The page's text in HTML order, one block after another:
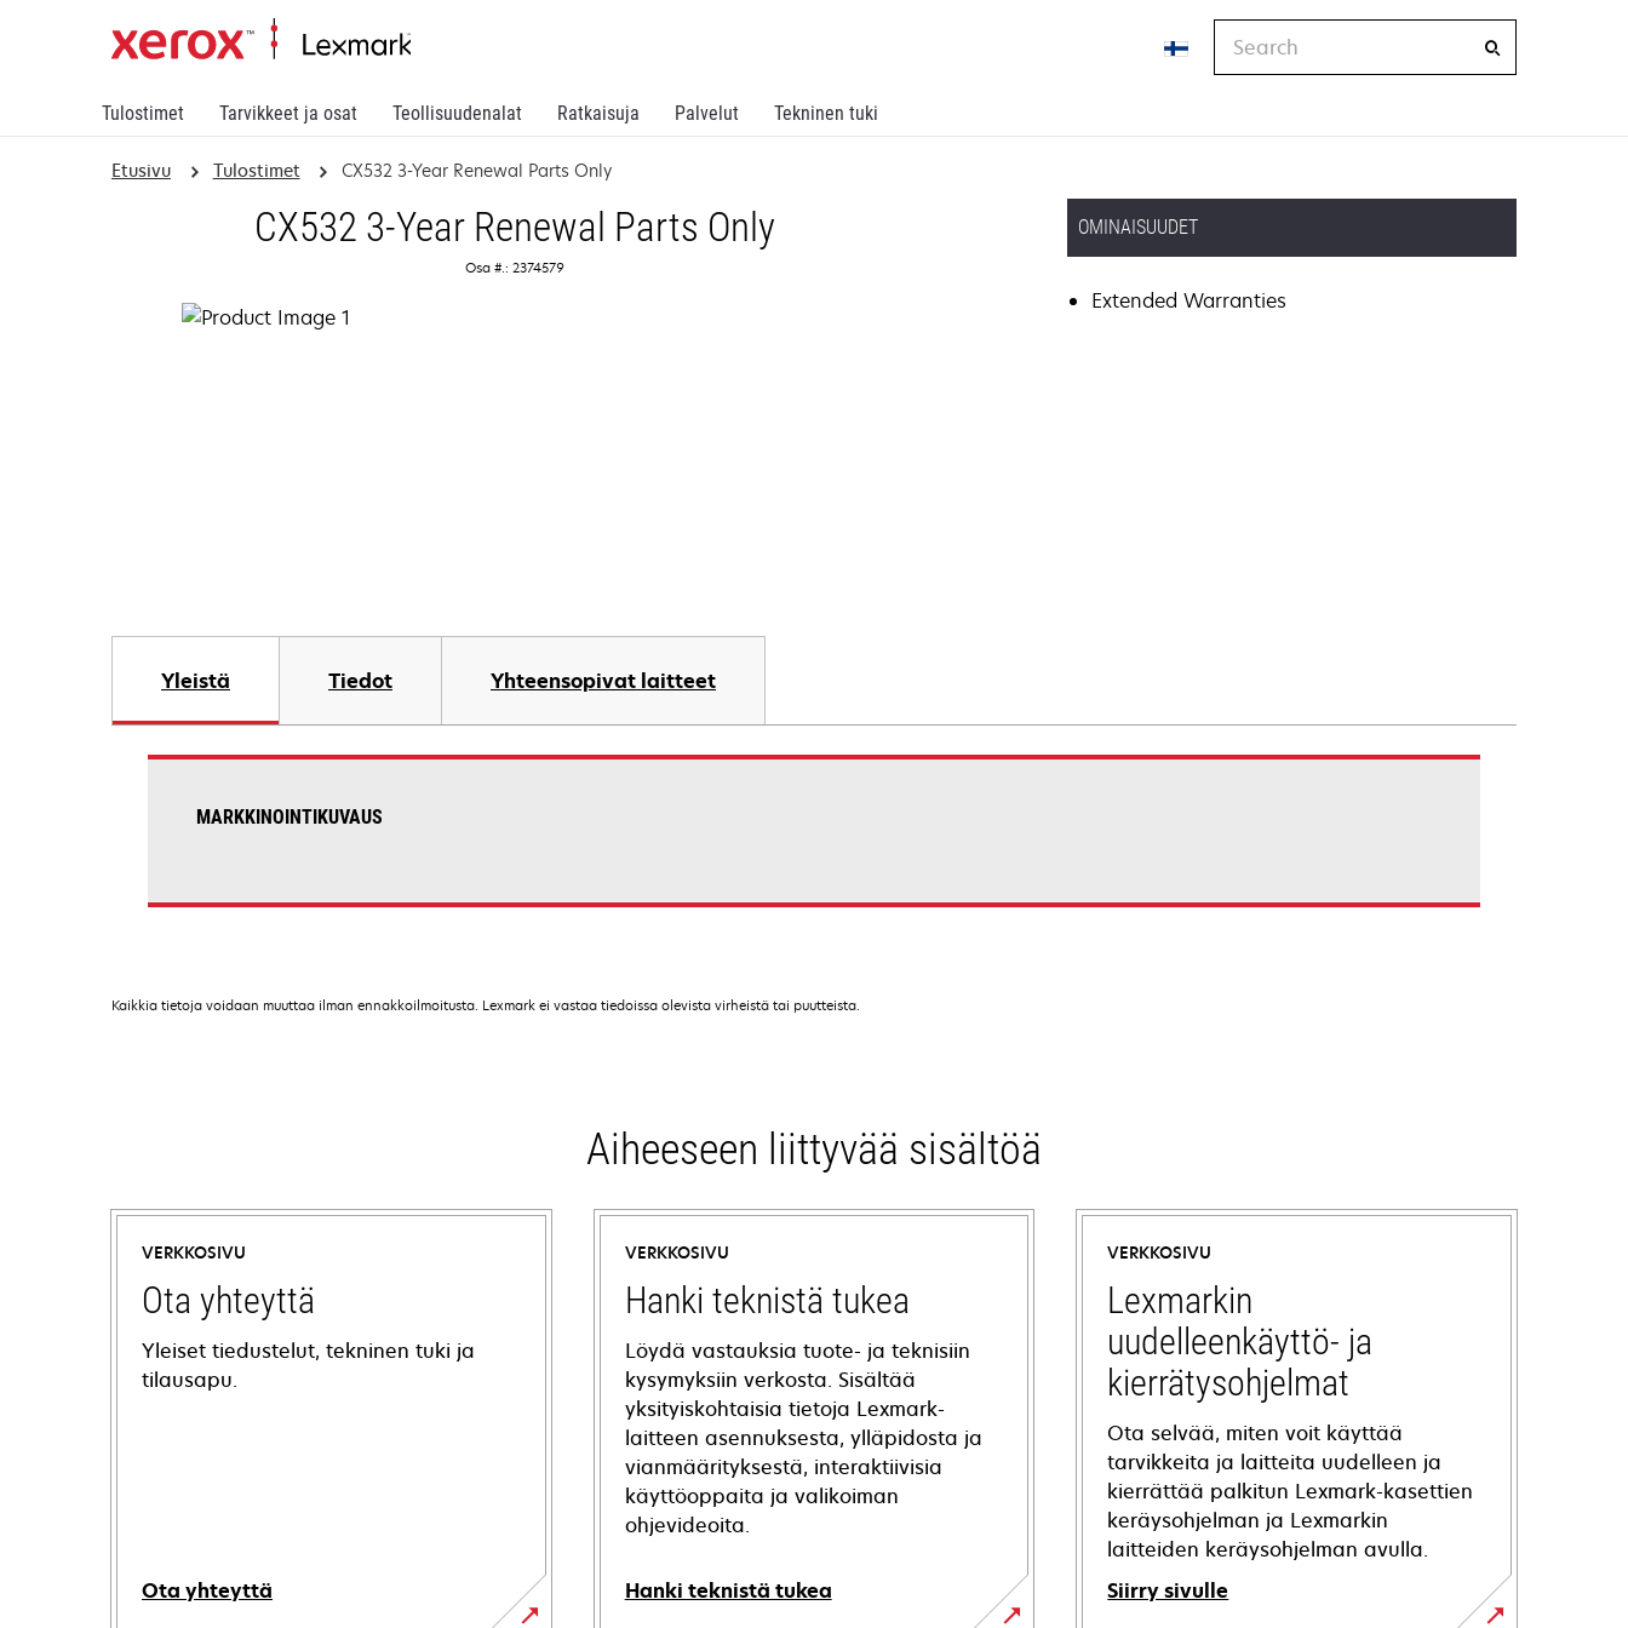
Tulostimet Tarvikkeet ja osat Teollisuudenalat Ratkaisuja Palvelut Tekninen tuki
Etusivu Tulostimet CX532 3-Year Renewal Parts Only
CX532 3-Year Renewal Parts Only
Osa #.: 2374579
OMINAISUUDET
Extended Warranties
Yleistä Tiedot Yhteensopivat laitteet
MARKKINOINTIKUVAUS
Kaikkia tietoja voidaan muuttaa ilman ennakkoilmoitusta. Lexmark ei vastaa tiedoissa olevista virheistä tai puutteista.
Aiheeseen liittyvää sisältöä
VERKKOSIVU
Ota yhteyttä
Yleiset tiedustelut, tekninen tuki ja
tilausapu.
Ota yhteyttä
VERKKOSIVU
Hanki teknistä tukea
Löydä vastauksia tuote- ja teknisiin
kysymyksiin verkosta. Sisältää
yksityiskohtaisia tietoja Lexmark-
laitteen asennuksesta, ylläpidosta ja
vianmäärityksestä, interaktiivisia
käyttöoppaita ja valikoiman
ohjevideoita.
Hanki teknistä tukea
VERKKOSIVU
Lexmarkin
uudelleenkäyttö- ja
kierrätysohjelmat
Ota selvää, miten voit käyttää
tarvikkeita ja laitteita uudelleen ja
kierrättää palkitun Lexmark-kasettien
keräysohjelman ja Lexmarkin
laitteiden keräysohjelman avulla.
Siirry sivulle